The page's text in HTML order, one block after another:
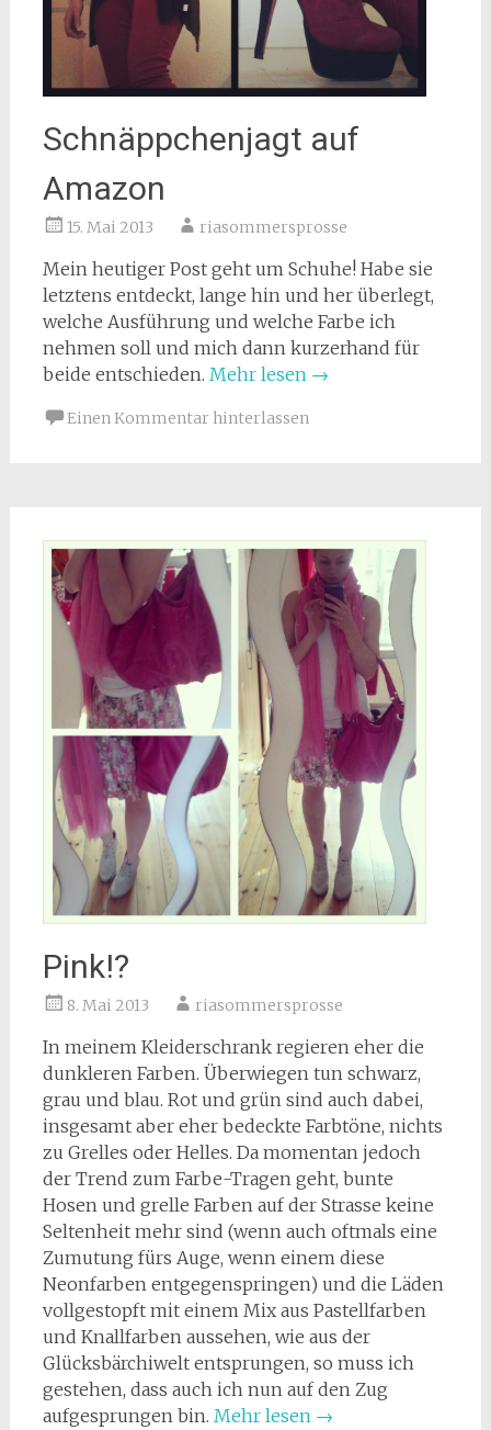
Schnäppchenjagt auf
Amazon
15. Mai 2013 riasommersprosse
Mein heutiger Post geht um Schuhe! Habe sie
letztens entdeckt, lange hin und her überlegt,
welche Ausführung und welche Farbe ich
nehmen soll und mich dann kurzerhand für
beide entschieden. Mehr lesen →
Einen Kommentar hinterlassen
Pink!?
8. Mai 2013 riasommersprosse
In meinem Kleiderschrank regieren eher die
dunkleren Farben. Überwiegen tun schwarz,
grau und blau. Rot und grün sind auch dabei,
insgesamt aber eher bedeckte Farbtöne, nichts
zu Grelles oder Helles. Da momentan jedoch
der Trend zum Farbe-Tragen geht, bunte
Hosen und grelle Farben auf der Strasse keine
Seltenheit mehr sind (wenn auch oftmals eine
Zumutung fürs Auge, wenn einem diese
Neonfarben entgegenspringen) und die Läden
vollgestopft mit einem Mix aus Pastellfarben
und Knallfarben aussehen, wie aus der
Glücksbärchiwelt entsprungen, so muss ich
gestehen, dass auch ich nun auf den Zug
aufgesprungen bin. Mehr lesen →